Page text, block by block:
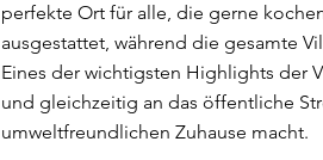
perfekte Ort für alle, die gerne
ausgestattet, während die gesamte
Eines der wichtigsten Highlights der
und gleichzeitig an das öffentliche
umweltfreundlichen Zuhause macht.